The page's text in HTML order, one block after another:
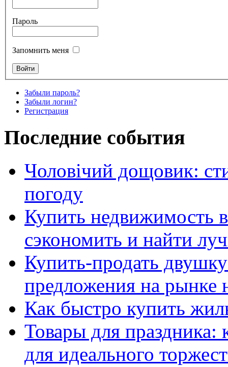
Пароль
Запомнить меня
Забыли пароль?
Забыли логин?
Регистрация
Последние события
Чоловічий дощовик:
погоду
Купить недвижимость
сэкономить и найти
Купить-продать
предложения на рынке
Как быстро купить
Товары для праздника:
для идеального